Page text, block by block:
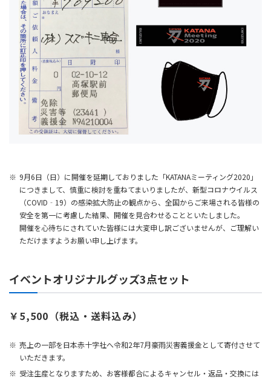
9月6日（日）に開催を延期しておりました「KATANAミーティング2020」
につきまして、慎重に検討を重ねてまいりましたが、新型コロナウイルス
（COVID‐19）の感染拡大防止の観点から、全国からご来場される皆様の
安全を第一に考慮した結果、開催を見合わせることといたしました。
開催を心待ちにされていた皆様には大変申し訳ございませんが、ご理解い
ただけますようお願い申し上げます。
イベントオリジナルグッズ3点セット
￥5,500（税込・送料込み）
売上の一部を日本赤十字社へ令和2年7月豪雨災害義援金として寄付させて
いただきます。
受注生産となりますため、お客様都合によるキャンセル・返品・交換には